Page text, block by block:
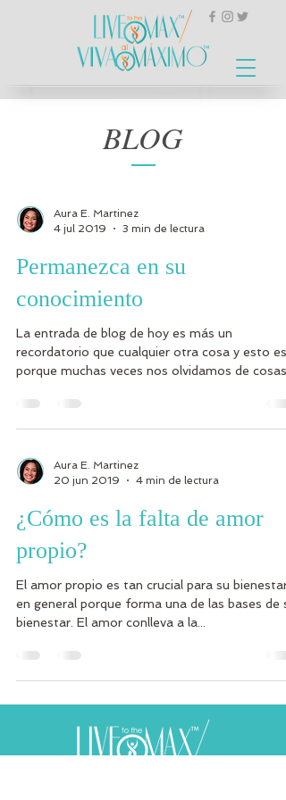
BLOG
Aura E. Martinez
4 jul 2019
3 min de lectura
Permanezca en su
conocimiento
La entrada de blog de hoy es más un
recordatorio que cualquier otra cosa y esto es
porque muchas veces nos olvidamos de cosas
Aura E. Martinez
20 jun 2019
4 min de lectura
¿Cómo es la falta de amor
propio?
El amor propio es tan crucial para su bienestar
en general porque forma una de las bases de
bienestar. El amor conlleva a la...